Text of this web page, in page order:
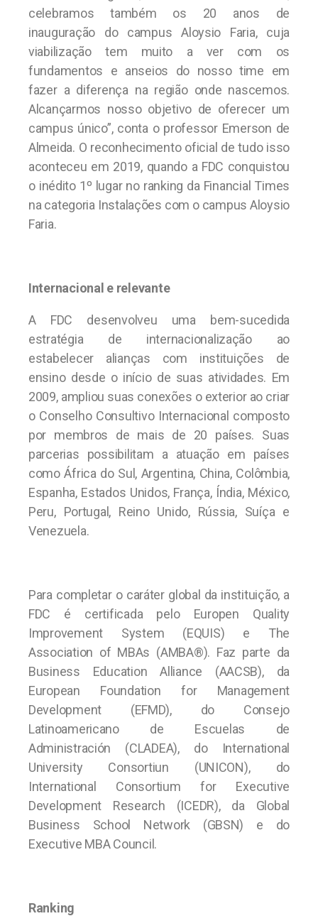
celebramos também os 20 anos de
inauguração do campus Aloysio Faria, cuja
viabilização tem muito a ver com os
fundamentos e anseios do nosso time em
fazer a diferença na região onde nascemos.
Alcançarmos nosso objetivo de oferecer um
campus único”, conta o professor Emerson de
Almeida. O reconhecimento oficial de tudo isso
aconteceu em 2019, quando a FDC conquistou
o inédito 1º lugar no ranking da Financial Times
na categoria Instalações com o campus Aloysio
Faria.
Internacional e relevante
A FDC desenvolveu uma bem-sucedida
estratégia de internacionalização ao
estabelecer alianças com instituições de
ensino desde o início de suas atividades. Em
2009, ampliou suas conexões o exterior ao criar
o Conselho Consultivo Internacional composto
por membros de mais de 20 países. Suas
parcerias possibilitam a atuação em países
como África do Sul, Argentina, China, Colômbia,
Espanha, Estados Unidos, França, Índia, México,
Peru, Portugal, Reino Unido, Rússia, Suíça e
Venezuela.
Para completar o caráter global da instituição, a
FDC é certificada pelo Europen Quality
Improvement System (EQUIS) e The
Association of MBAs (AMBA®). Faz parte da
Business Education Alliance (AACSB), da
European Foundation for Management
Development (EFMD), do Consejo
Latinoamericano de Escuelas de
Administración (CLADEA), do International
University Consortiun (UNICON), do
International Consortium for Executive
Development Research (ICEDR), da Global
Business School Network (GBSN) e do
Executive MBA Council.
Ranking